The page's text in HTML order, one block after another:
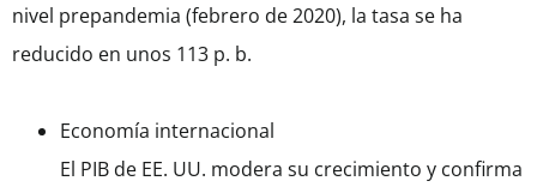
nivel prepandemia (febrero de 2020), la tasa se ha
reducido en unos 113 p. b.
Economía internacional
El PIB de EE. UU. modera su crecimiento y confirma